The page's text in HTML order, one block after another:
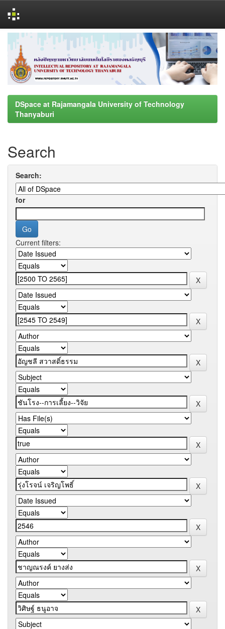
navigation
DSpace at Rajamangala University of Technology
Thanyaburi
Search
Search:
for
Current filters: